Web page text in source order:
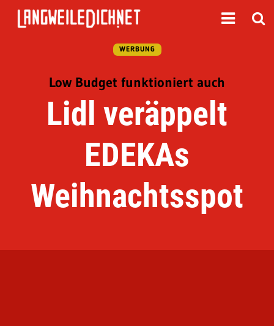
WERBUNG
Low Budget funktioniert auch
Lidl veräppelt
EDEKAs
Weihnachtsspot